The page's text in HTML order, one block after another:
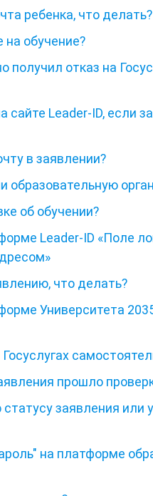
ребенка, что делать?
обучение?
получил отказ на
сайте Leader-ID, если
в заявлении?
образовательную
об обучении?
Leader-ID «Поле
что делать?
Университета
прошло
заявления или
на платформе